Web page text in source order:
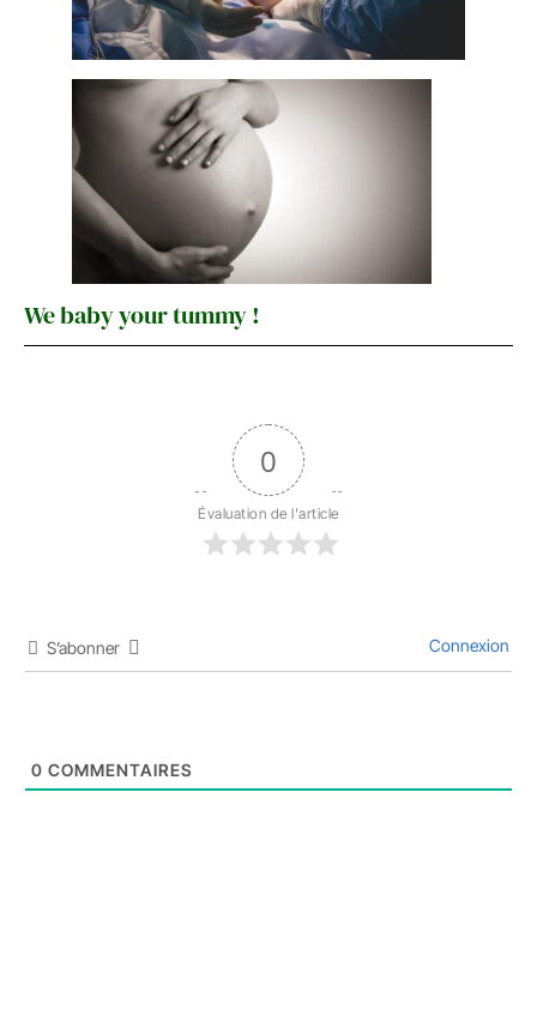
We baby your tummy !
0
Évaluation de l'article
S’abonner Connexion
0 COMMENTAIRES